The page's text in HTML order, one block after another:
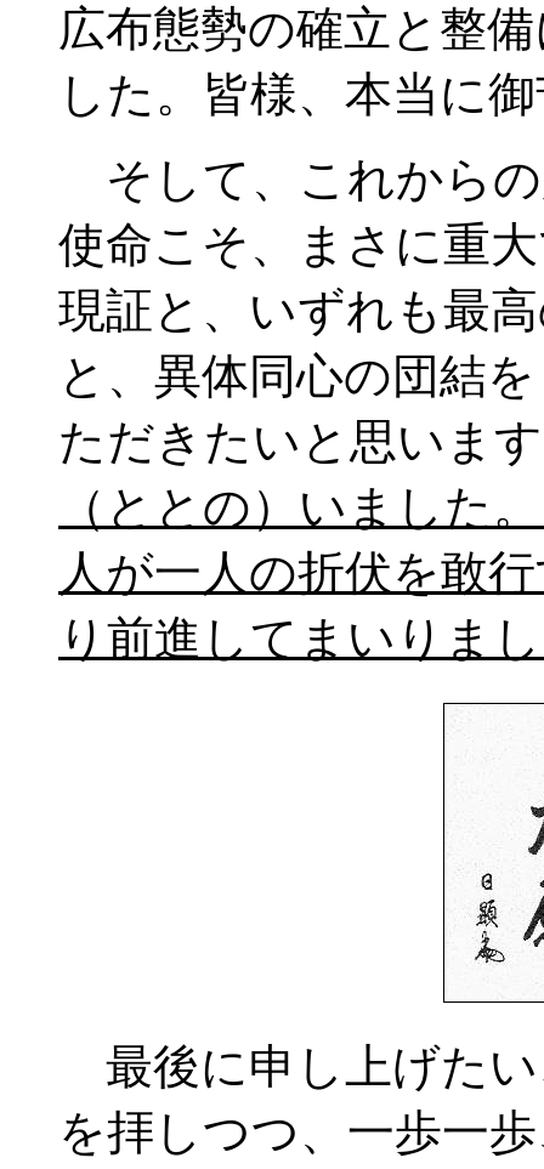
広布態勢の確立と整
した。皆様、本当に
そして、これから
使命こそ、まさに重
現証と、いずれも最
と、異体同心の団結
ただきたいと思いま
（ととの）いました
人が一人の折伏を敢
り前進してまいりま
最後に申し上げた
を拝しつつ、一歩一